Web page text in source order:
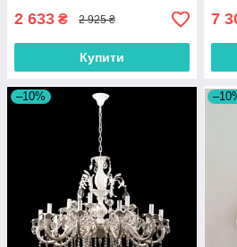
2 633 ₴ 2 925 ₴
Купити
7
–10%